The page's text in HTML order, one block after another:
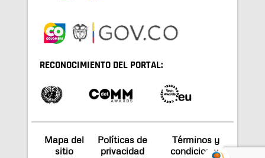
RECONOCIMIENTO DEL PORTAL:
Mapa del
sitio
Políticas de
privacidad
Términos y
condiciones